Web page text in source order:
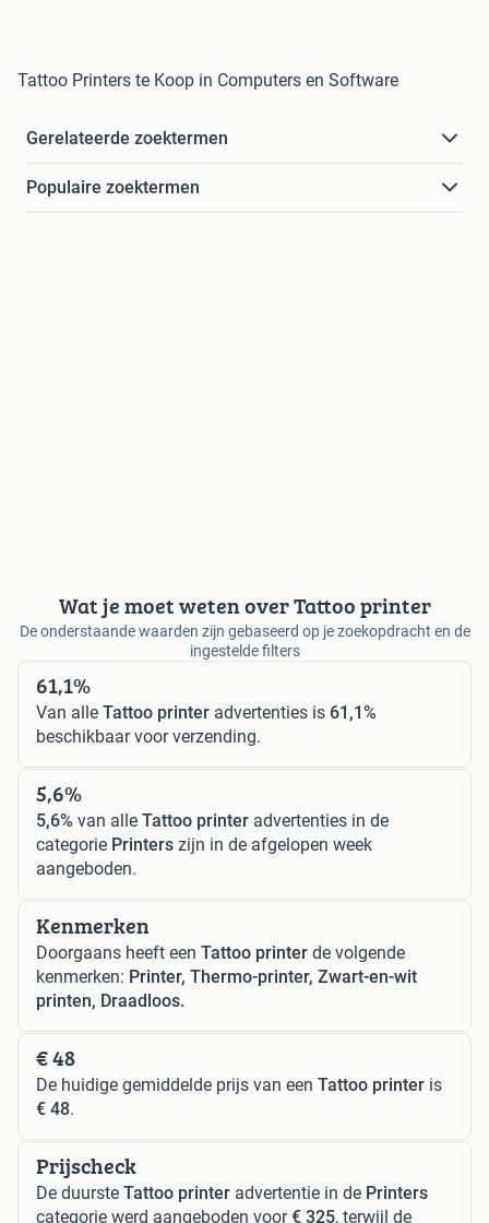
Tattoo Printers te Koop in Computers en Software
Gerelateerde zoektermen
Populaire zoektermen
Wat je moet weten over Tattoo printer
De onderstaande waarden zijn gebaseerd op je zoekopdracht en de
ingestelde filters
61,1%
Van alle Tattoo printer advertenties is 61,1%
beschikbaar voor verzending.
5,6%
5,6% van alle Tattoo printer advertenties in de
categorie Printers zijn in de afgelopen week
aangeboden.
Kenmerken
Doorgaans heeft een Tattoo printer de volgende
kenmerken: Printer, Thermo-printer, Zwart-en-wit
printen, Draadloos.
€ 48
De huidige gemiddelde prijs van een Tattoo printer is
€ 48.
Prijscheck
De duurste Tattoo printer advertentie in de Printers
categorie werd aangeboden voor€ 325, terwijl de